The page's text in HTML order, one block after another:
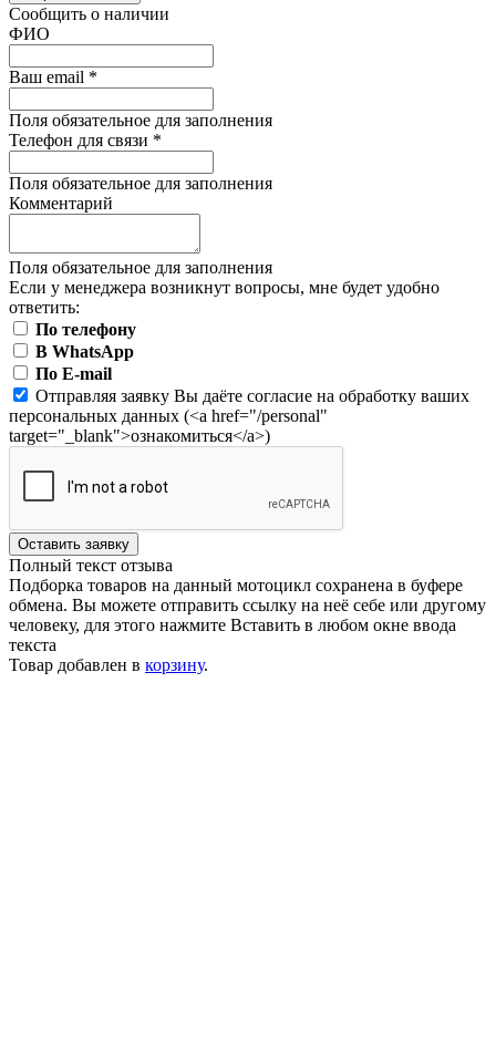
Сообщить о наличии
ФИО
Ваш email *
Поля обязательное для заполнения
Телефон для связи *
Поля обязательное для заполнения
Комментарий
Поля обязательное для заполнения
Если у менеджера возникнут вопросы, мне будет удобно
ответить:
По телефону
В WhatsApp
По E-mail
Отправляя заявку Вы даёте согласие на обработку ваших
персональных данных (<a href="/personal"
target="_blank">ознакомиться</a>)
Оставить заявку
Полный текст отзыва
Подборка товаров на данный мотоцикл сохранена в буфере
обмена. Вы можете отправить ссылку на неё себе или другому
человеку, для этого нажмите Вставить в любом окне ввода
текста
Товар добавлен в корзину.